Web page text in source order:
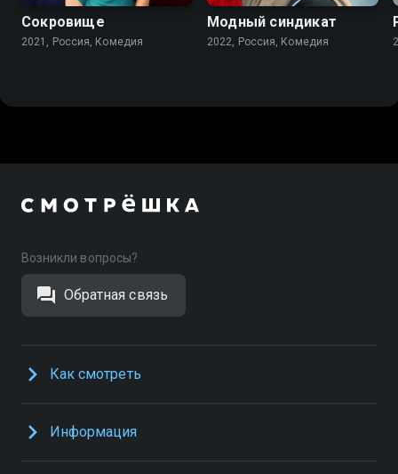
Сокровище
2021, Россия, Комедия
Модный синдикат
2022, Россия, Комедия
Возникли вопросы?
Обратная связь
Как смотреть
Информация